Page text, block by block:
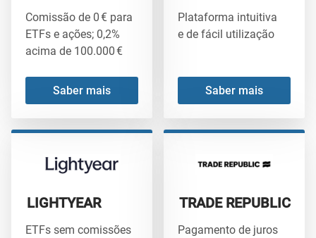
Comissão de 0 € para
ETFs e ações; 0,2%
acima de 100.000 €
Saber mais
Plataforma intuitiva
e de fácil utilização
Saber mais
LIGHTYEAR
ETFs sem comissões
TRADE REPUBLIC
Pagamento de juros